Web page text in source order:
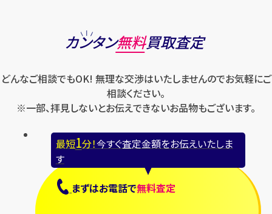
カンタン無料
最短1分！今すぐ査定金額をお伝えいたします
【総合受付】24時間・年中無休(年末年始除く)
カンタン無料買取査定
どんなご相談でもOK! 無理な交渉はいたしませんのでお気軽にご
相談ください。
※一部、拝見しないとお伝えできないお品物もございます。
最短1分！今すぐ査定金額をお伝えいたしま
す
まずはお電話で無料査定